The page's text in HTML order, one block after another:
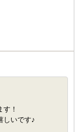
！
しいです♪